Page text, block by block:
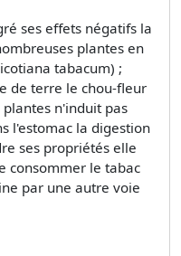
ses effets négatifs la
plantes en
tabacum) ;
de terre le chou-fleur
plantes n'induit pas
l'estomac la digestion
ses propriétés elle
consommer le tabac
par une autre voie